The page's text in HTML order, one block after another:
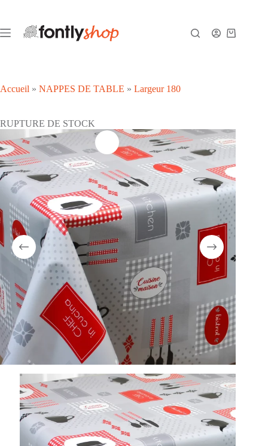
contenu
Panier
Accueil » NAPPES DE TABLE » Largeur 180
RUPTURE DE STOCK